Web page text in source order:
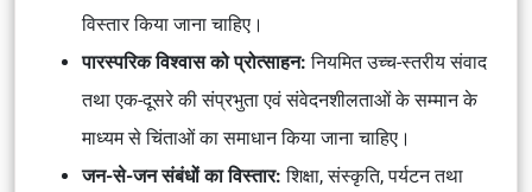
विस्तार किया जाना चाहिए।
पारस्परिक विश्वास को प्रोत्साहन:नियमित उच्च-स्तरीय संवाद
तथा एक-दूसरे की संप्रभुता एवं संवेदनशीलताओं के सम्मान के
माध्यम से चिंताओं का समाधान किया जाना चाहिए।
जन-से-जन संबंधों का विस्तार:शिक्षा, संस्कृति, पर्यटन तथा